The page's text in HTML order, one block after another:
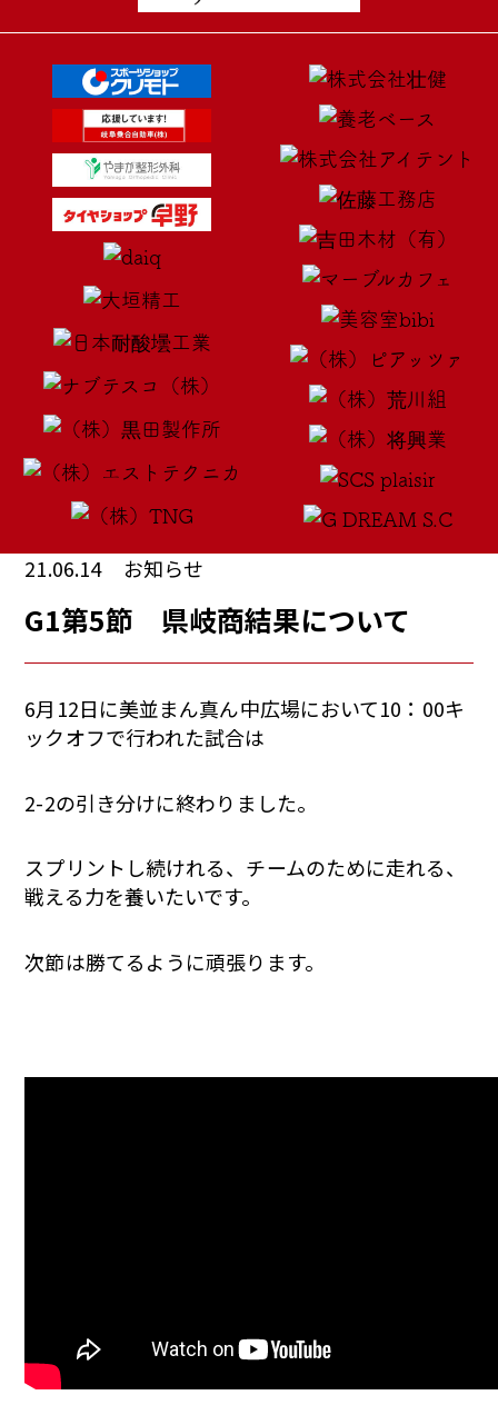
21.06.14 お知らせ
G1第5節 県岐商結果について
6月12日に美並まん真ん中広場において10：00キ
ックオフで行われた試合は
2-2の引き分けに終わりました。
スプリントし続けれる、チームのために走れる、
戦える力を養いたいです。
次節は勝てるように頑張ります。